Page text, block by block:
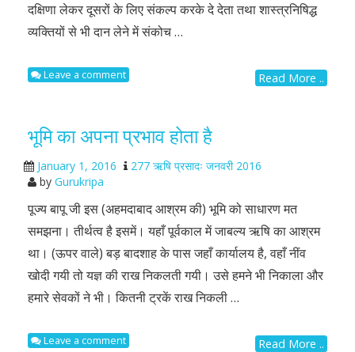
दक्षिणा लेकर दूसरों के लिए संकल्प करके दे देता तथा शास्त्रनिषिद्ध
व्यक्तियों से भी दान लेने में संकोच …
Read More ..
Leave a comment
भूमि का अपना प्रभाव होता है
January 1, 2016
277 ऋषि प्रसादः जनवरी 2016
by Gurukripa
पूज्य बापू जी इस (अहमदाबाद आश्रम की) भूमि को साधारण मत
समझना। तीर्थत्व है इसमें। यहाँ पूर्वकाल में जाबल्य ऋषि का आश्रम
था। (ऊपर वाले) बड़ बादशाह के पास जहाँ कार्यालय है, वहाँ नींव
खोदी गयी तो यज्ञ की राख निकलती गयी। उसे हमने भी निकाला और
हमारे सेवकों ने भी। कितनी ट्रकें राख निकली …
Read More ..
Leave a comment